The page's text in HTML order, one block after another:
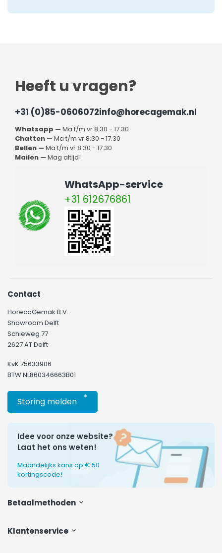
Heeft u vragen?
+31 (0)85-0606072info@horecagemak.nl
Whatsapp — Ma t/m vr 8.30 - 17.30
Chatten — Ma t/m vr 8.30 - 17.30
Bellen — Ma t/m vr 8.30 - 17.30
Mailen — Mag altijd!
WhatsApp-service
+31 612676861
Klantenservice
Contact
HorecaGemak B.V.
Showroom Delft
Schieweg 77
2627 AT Delft
KvK 75633906
BTW NL860346663B01
Storing melden *
Idee voor onze website?
Laat het ons weten!
Maandelijks kans op € 50
kortingscode!
Betaalmethoden